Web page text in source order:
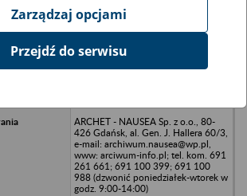
pozycje bazy
Przedsiębiorstwo Usług
ARCHET - NAUSEA Sp. z o.o., 80-
426 Gdańsk, al. Gen. J. Hallera 60/3,
e-mail: archiwum.nausea@wp.pl,
www: arciwum-info.pl; tel. kom. 691
261 661; 691 100 399; 691 100
988 (dzwonić poniedziałek-wtorek w
godz. 9:00-14:00)
Zarządzaj opcjami
Przejdź do serwisu